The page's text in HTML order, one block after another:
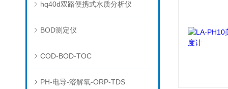
hq40d双路便携式水质分析仪
BOD测定仪
COD-BOD-TOC
PH-电导-溶解氧-ORP-TDS